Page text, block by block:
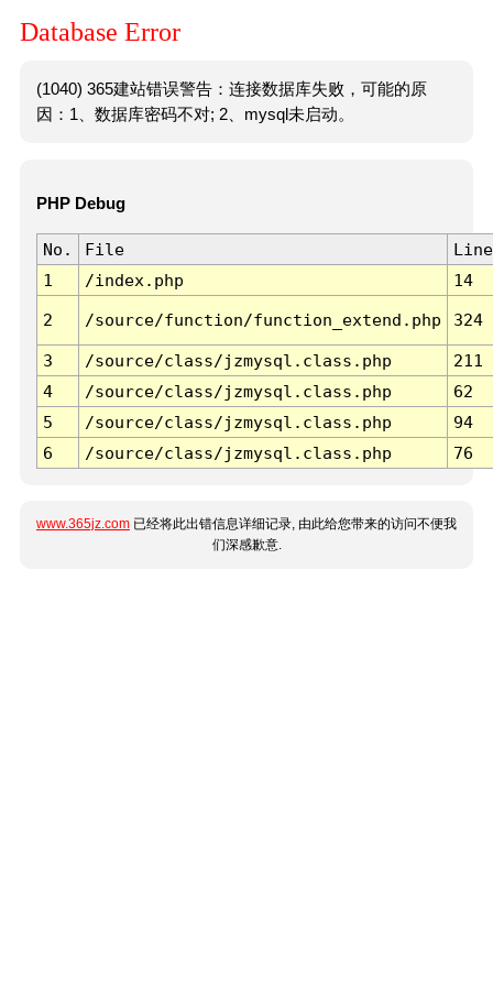
Database Error
(1040) 365建站错误警告：连接数据库失败，可能的原
因：1、数据库密码不对; 2、mysql未启动。
PHP Debug
No. File
Line
1
/index.php 14
2 /source/function/function_extend.php 324
3 /source/class/jzmysql.class.php
211
4
/source/class/jzmysql.class.php
62
5
/source/class/jzmysql.class.php
94
6
/source/class/jzmysql.class.php 76
www.365jz.com 已经将此出错信息详细记录, 由此给您带来的访问不便我
们深感歉意.